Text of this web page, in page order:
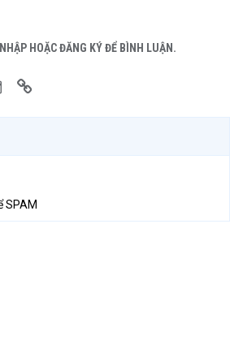
HOẶC ĐĂNG KÝ ĐỂ BÌNH LUẬN.
Email
SPAM